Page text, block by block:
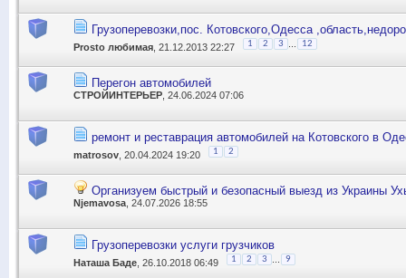
Грузоперевозки,пос. Котовского,Одесса
Prosto любимая , 21.12.2013 22:27 1 2 3 ... 12
Перегон автомобилей
СТРОЙИНТЕРЬЕР , 24.06.2024 07:06
ремонт и реставрация автомобилей на Котовского в
matrosov , 20.04.2024 19:20 1 2
Организуем быстрый и безопасный выезд из Украины
Njemavosa , 24.07.2026 18:55
Грузоперевозки услуги грузчиков
Наташа Баде , 26.10.2018 06:49 1 2 3 9